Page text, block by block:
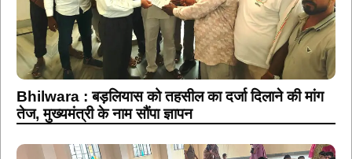
Bhilwara : बड़लियास को तहसील का दर्जा दिलाने की मांग
तेज, मुख्यमंत्री के नाम सौंपा ज्ञापन